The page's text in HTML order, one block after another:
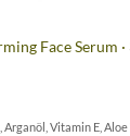
Face Serum
Vitamin E, Aloe